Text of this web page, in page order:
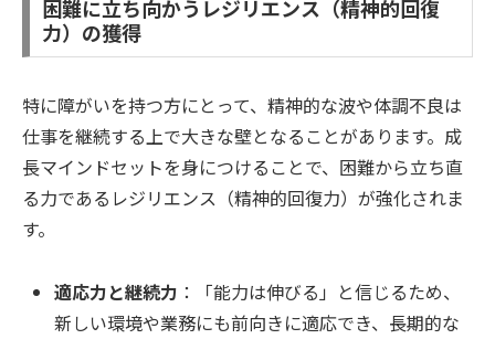
困難に立ち向かうレジリエンス（精神的回復
力）の獲得
特に障がいを持つ方にとって、精神的な波や体調不良は
仕事を継続する上で大きな壁となることがあります。成
長マインドセットを身につけることで、困難から立ち直
る力であるレジリエンス（精神的回復力）が強化されま
す。
適応力と継続力 ：「能力は伸びる」と信じるため、
新しい環境や業務にも前向きに適応でき、長期的な